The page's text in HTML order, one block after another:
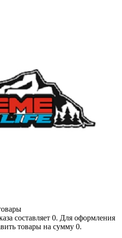
составляет 0. Для оформления
товары на сумму 0.